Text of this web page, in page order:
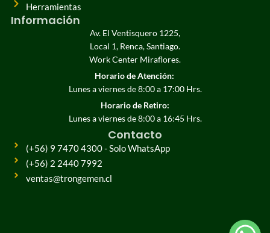
Información
Av. El Ventisquero 1225,
Local 1, Renca, Santiago.
Work Center Miraflores.
Horario de Atención:
Lunes a viernes de 8:00 a 17:00 Hrs.
Horario de Retiro:
Lunes a viernes de 8:00 a 16:45 Hrs.
Herramientas
Contacto
(+56) 9 7470 4300 - Solo WhatsApp
(+56) 2 2440 7992
ventas@trongemen.cl